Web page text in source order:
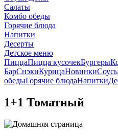
Салаты
Комбо обеды
Горячие блюда
Напитки
Десерты
Детское меню
ПиццаПицца кусочекБургеры
БарСнэкиКурицаНовинки
обедыГорячие блюдаНапитки
1+1 Томатный